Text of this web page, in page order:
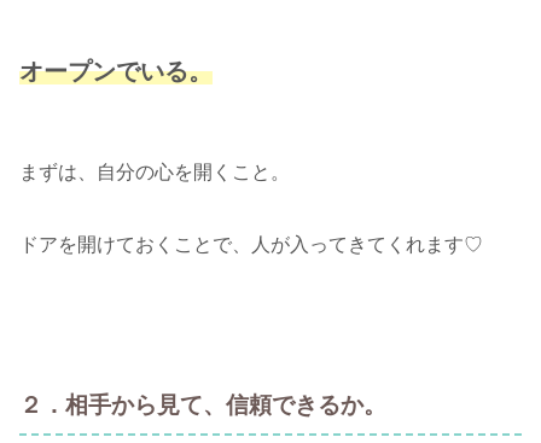
オープンでいる。
まずは、自分の心を開くこと。
ドアを開けておくことで、人が入ってきてくれます♡
２．相手から見て、信頼できるか。